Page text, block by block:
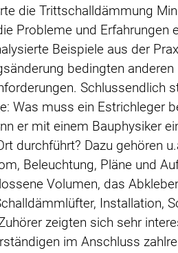
die Trittschalldämmung
Probleme und Erfahrungen
Beispiele aus der
bedingten anderen
Schlussendlich
Was muss ein Estrichleger
er mit einem Bauphysiker
durchführt? Dazu gehören
Beleuchtung, Pläne und
Volumen, das
Installation,
zeigten sich sehr
im Anschluss